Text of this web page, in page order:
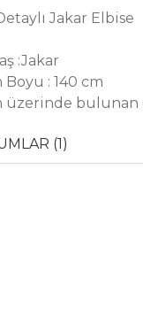
Jakar Elbise
:Jakar
Boyu : 140 cm
üzerinde bulunan
(1)